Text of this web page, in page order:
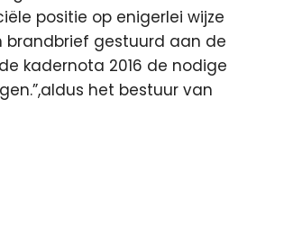
positie op enigerlei wijze
brandbrief gestuurd aan de
kadernota 2016 de nodige
het bestuur van